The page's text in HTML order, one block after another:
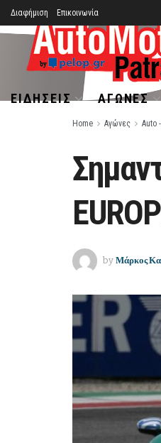
Διαφήμιση Επικοινωνία
ΕΙΔΉΣΕΙΣ ΑΓΏΝΕΣ
Home Αγώνες Auto
by Μάρκος